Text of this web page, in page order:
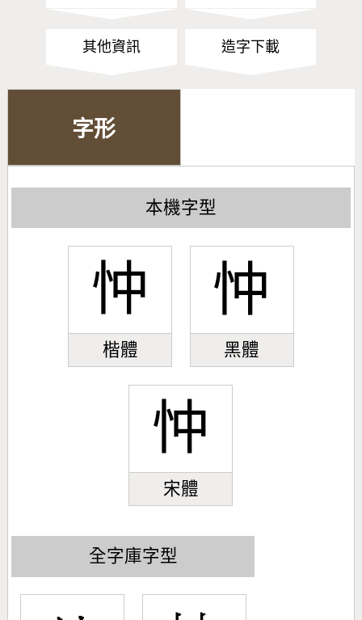
其他資訊 造字下載
字形
本機字型
忡
楷體
忡
黑體
忡
宋體
全字庫字型